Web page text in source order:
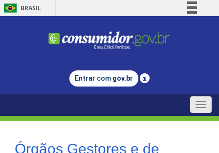
BRASIL
Comunica BR
Legislação
Entrar com gov.br
Toggle
Órgãos Gestores e de